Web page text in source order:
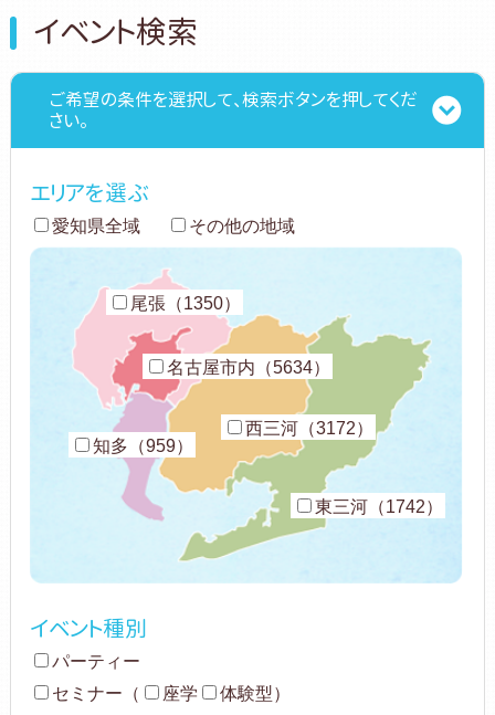
イベント検索
ご希望の条件を選択して、検索ボタンを押してくだ
さい。
エリアを選ぶ
愛知県全域 その他の地域
名古屋市内（5634）
尾張（1350）
知多（959）
西三河（3172）
東三河（1742）
イベント種別
パーティー
セミナー （ 座学 体験型）